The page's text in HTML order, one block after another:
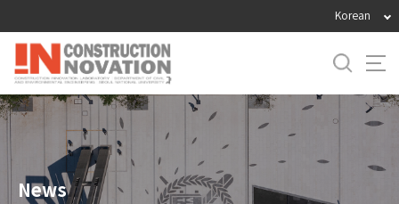
로
메
뉴
Korean
News